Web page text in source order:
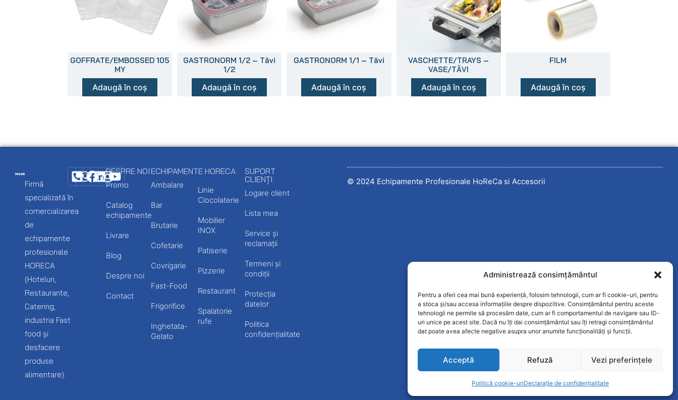
Administrează consimțământul
Pentru a oferi cea mai bună experiență, folosim tehnologii, cum ar fi cookie-uri, pentru
a stoca și/sau accesa informațiile despre dispozitive. Consimțământul pentru aceste
tehnologii ne permite să procesăm date, cum ar fi comportamentul de navigare sau ID-
uri unice pe acest site. Dacă nu îți dai consimțământul sau îți retragi consimțământul
dat poate avea afecte negative asupra unor anumite funcționalități și funcții.
Acceptă Refuză Vezi preferințele
Politică cookie-uriDeclarație de confidențialitate
GOFFRATE/EMBOSSED 105
MY
Adaugă în coș
GASTRONORM 1/2 – Tăvi
1/2
Adaugă în coș
GASTRONORM 1/1 – Tăvi
Adaugă în coș
VASCHETTE/TRAYS –
VASE/TĂVI
Adaugă în coș
FILM
Adaugă în coș
Firmă
specializată în
comercializarea
de
echipamente
profesionale
HORECA
(Hoteluri,
Restaurante,
Catering,
industria Fast
food și
desfacere
produse
alimentare).
DESPRE NOI
Promo
Catalog
echipamente
Livrare
Blog
Despre noi
Contact
ECHIPAMENTE HORECA
Ambalare
Bar
Brutarie
Cofetarie
Covrigarie
Fast-Food
Frigorifice
Inghetata-
Gelato
Linie
Ciocolaterie
Mobilier
INOX
Patiserie
Pizzerie
Restaurant
Spalatorie
rufe
SUPORT
CLIENȚI
Logare client
Lista mea
Service și
reclamații
Termeni și
condiții
Protecția
datelor
Politica
confidențialitate
© 2024 Echipamente Profesionale HoReCa si Accesorii